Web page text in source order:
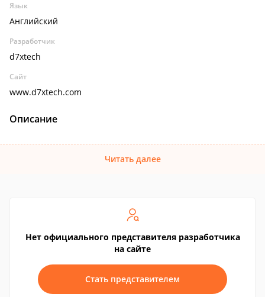
Язык
Английский
Разработчик
d7xtech
Сайт
www.d7xtech.com
Описание
Читать далее
Нет официального представителя разработчика
на сайте
Стать представителем